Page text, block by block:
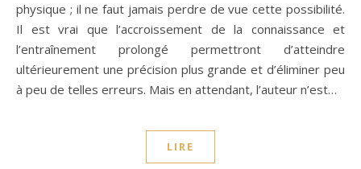
physique ; il ne faut jamais perdre de vue cette possibilité.
Il est vrai que l’accroissement de la connaissance et
l’entraînement prolongé permettront d’atteindre
ultérieurement une précision plus grande et d’éliminer peu
à peu de telles erreurs. Mais en attendant, l’auteur n’est…
LIRE